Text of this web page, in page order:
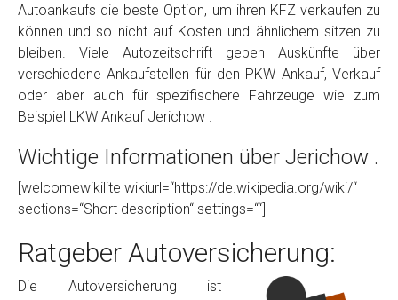
Fertig
Wie viel ist 10+2 ?*
Autoankaufs die beste Option, um ihren KFZ verkaufen zu
können und so nicht auf Kosten und ähnlichem sitzen zu
bleiben. Viele Autozeitschrift geben Auskünfte über
verschiedene Ankaufstellen für den PKW Ankauf, Verkauf
oder aber auch für spezifischere Fahrzeuge wie zum
Beispiel LKW Ankauf Jerichow .
Wichtige Informationen über Jerichow .
[welcomewikilite wikiurl=“https://de.wikipedia.org/wiki/“
sections=“Short description“ settings=““]
Ratgeber Autoversicherung:
Die Autoversicherung ist